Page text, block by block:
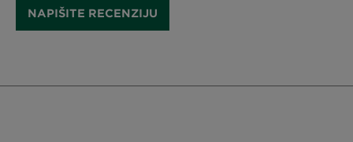
NAPIŠITE RECENZIJU